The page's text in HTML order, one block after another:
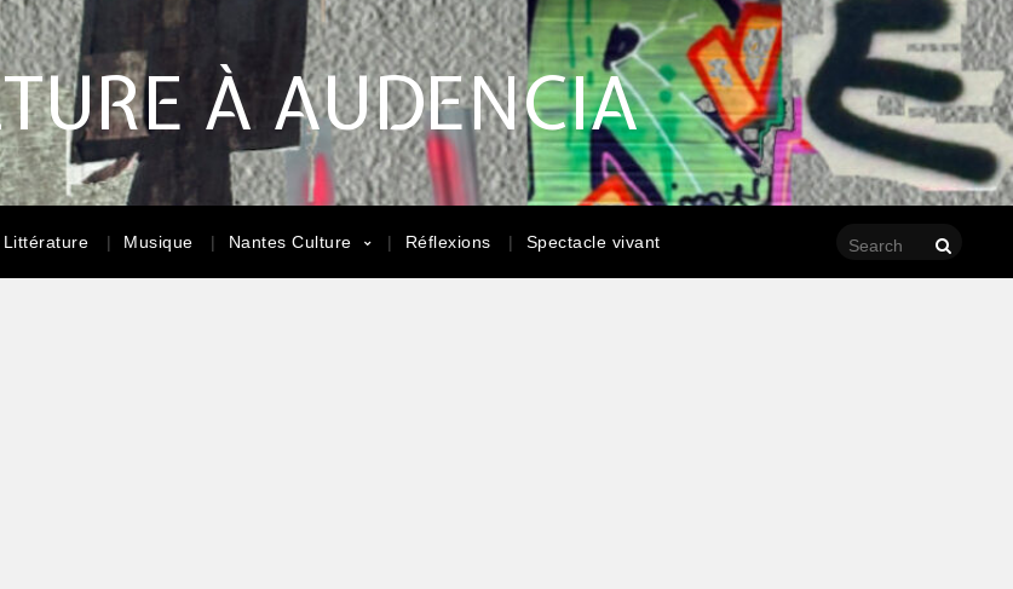
À AUDENCIA
Littérature Musique Nantes Culture Réflexions Spectacle vivant